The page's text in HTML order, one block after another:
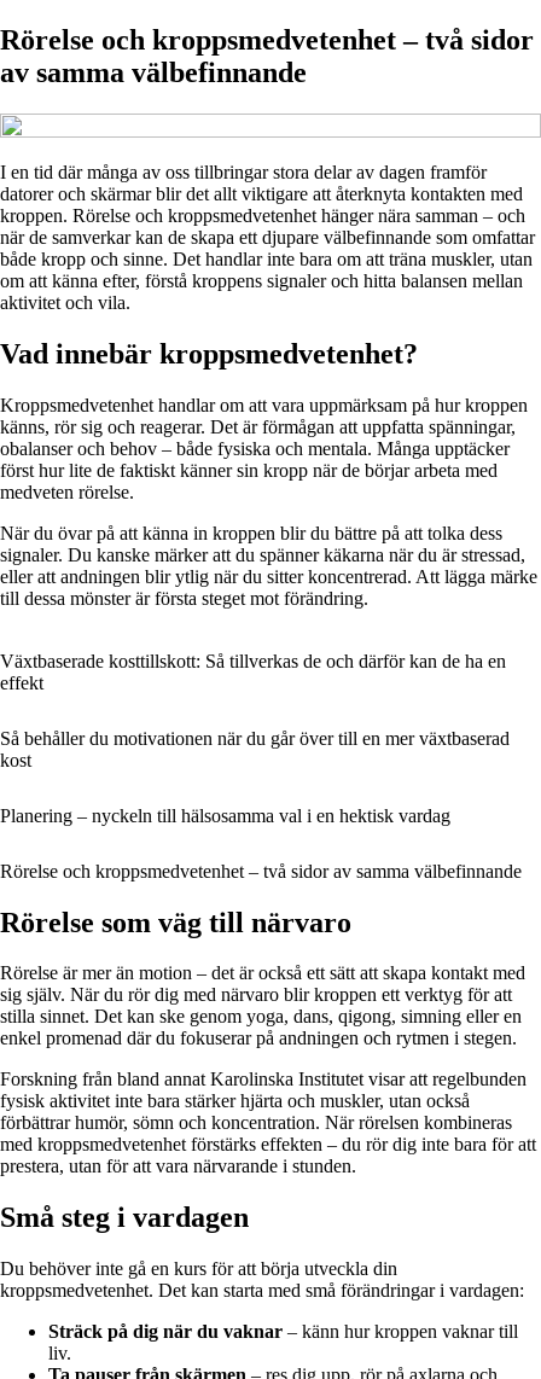
Rörelse och kroppsmedvetenhet – två sidor
av samma välbefinnande
I en tid där många av oss tillbringar stora delar av dagen framför
datorer och skärmar blir det allt viktigare att återknyta kontakten med
kroppen. Rörelse och kroppsmedvetenhet hänger nära samman – och
när de samverkar kan de skapa ett djupare välbefinnande som omfattar
både kropp och sinne. Det handlar inte bara om att träna muskler, utan
om att känna efter, förstå kroppens signaler och hitta balansen mellan
aktivitet och vila.
Vad innebär kroppsmedvetenhet?
Kroppsmedvetenhet handlar om att vara uppmärksam på hur kroppen
känns, rör sig och reagerar. Det är förmågan att uppfatta spänningar,
obalanser och behov – både fysiska och mentala. Många upptäcker
först hur lite de faktiskt känner sin kropp när de börjar arbeta med
medveten rörelse.
När du övar på att känna in kroppen blir du bättre på att tolka dess
signaler. Du kanske märker att du spänner käkarna när du är stressad,
eller att andningen blir ytlig när du sitter koncentrerad. Att lägga märke
till dessa mönster är första steget mot förändring.
Växtbaserade kosttillskott: Så tillverkas de och därför kan de ha en
effekt
Så behåller du motivationen när du går över till en mer växtbaserad
kost
Planering – nyckeln till hälsosamma val i en hektisk vardag
Rörelse och kroppsmedvetenhet – två sidor av samma välbefinnande
Rörelse som väg till närvaro
Rörelse är mer än motion – det är också ett sätt att skapa kontakt med
sig själv. När du rör dig med närvaro blir kroppen ett verktyg för att
stilla sinnet. Det kan ske genom yoga, dans, qigong, simning eller en
enkel promenad där du fokuserar på andningen och rytmen i stegen.
Forskning från bland annat Karolinska Institutet visar att regelbunden
fysisk aktivitet inte bara stärker hjärta och muskler, utan också
förbättrar humör, sömn och koncentration. När rörelsen kombineras
med kroppsmedvetenhet förstärks effekten – du rör dig inte bara för att
prestera, utan för att vara närvarande i stunden.
Små steg i vardagen
Du behöver inte gå en kurs för att börja utveckla din
kroppsmedvetenhet. Det kan starta med små förändringar i vardagen:
Sträck på dig när du vaknar – känn hur kroppen vaknar till
liv.